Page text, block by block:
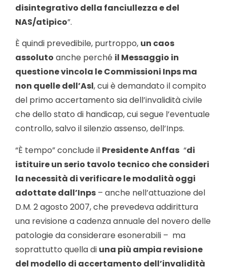
disintegrativo della fanciullezza e del
NAS/atipico”.
È quindi prevedibile, purtroppo, un caos
assoluto anche perché il Messaggio in
questione vincola le Commissioni Inps ma
non quelle dell’Asl, cui è demandato il compito
del primo accertamento sia dell’invalidità civile
che dello stato di handicap, cui segue l’eventuale
controllo, salvo il silenzio assenso, dell’Inps.
“È tempo” conclude il Presidente Anffas “di
istituire un serio tavolo tecnico che consideri
la necessità di verificare le modalità oggi
adottate dall’Inps – anche nell’attuazione del
D.M. 2 agosto 2007, che prevedeva addirittura
una revisione a cadenza annuale del novero delle
patologie da considerare esonerabili – ma
soprattutto quella di una più ampia revisione
del modello di accertamento dell’invalidità